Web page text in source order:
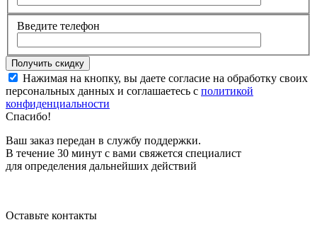
Введите телефон
Нажимая на кнопку, вы даете согласие на обработку своих
персональных данных и соглашаетесь с политикой
конфиденциальности
Спасибо!
Ваш заказ передан в службу поддержки.
В течение 30 минут с вами свяжется специалист
для определения дальнейших действий
Оставьте контакты